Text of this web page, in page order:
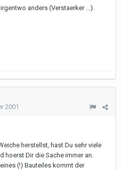
anders (Verstaerker ...).
2001
herstellst, hast Du sehr viele
hoerst Dir die Sache immer an.
(!) Bauteiles kommt der